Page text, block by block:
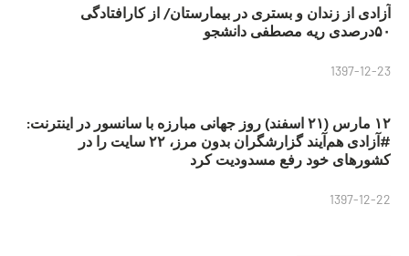
آزادی از زندان و بستری در بیمارستان/ از کارافتادگی
۵۰درصدی ریه مصطفی دانشجو
1397-12-23
۱۲ مارس (۲۱ اسفند) روز جهانی مبارزه با سانسور در اینترنت:
#آزادی هم‌آیند گزارشگران‌ بدون مرز، ۲۲ سایت را در
کشورهای خود رفع مسدودیت کرد
1397-12-22